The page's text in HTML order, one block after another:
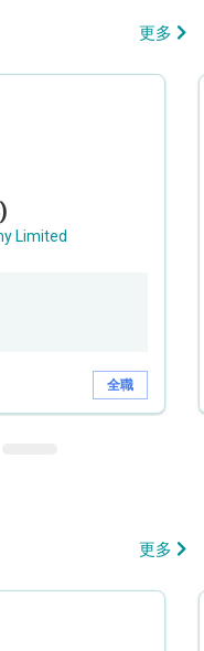
更多
Limited
全職
更多